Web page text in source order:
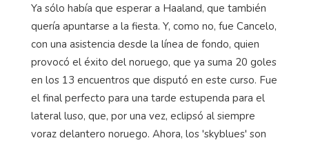
Ya sólo había que esperar a Haaland, que también
quería apuntarse a la fiesta. Y, como no, fue Cancelo,
con una asistencia desde la línea de fondo, quien
provocó el éxito del noruego, que ya suma 20 goles
en los 13 encuentros que disputó en este curso. Fue
el final perfecto para una tarde estupenda para el
lateral luso, que, por una vez, eclipsó al siempre
voraz delantero noruego. Ahora, los 'skyblues' son